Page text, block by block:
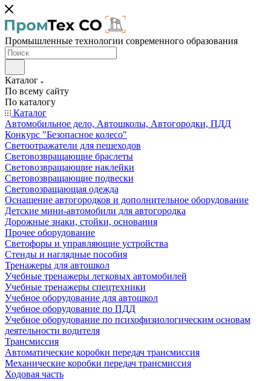
Промышленные технологии современного образования
Каталог
По всему сайту
По каталогу
Каталог
Автомобильное дело, Автошколы, Автогородки, ПДД
Конкурс "Безопасное колесо"
Светоотражатели для пешеходов
Световозвращающие браслеты
Световозвращающие наклейки
Световозвращающие подвески
Световозращающая одежда
Оснащение автогородков и дополнительное оборудование
Детские мини-автомобили для автогородка
Дорожные знаки, стойки, основания
Прочее оборудование
Светофоры и управляющие устройства
Стенды и наглядные пособия
Тренажеры для автошкол
Учебные тренажеры легковых автомобилей
Учебные тренажеры спецтехники
Учебное оборудование для автошкол
Учебное оборудование по ПДД
Учебное оборудование по психофизиологическим основам
деятельности водителя
Трансмиссия
Автоматические коробки передач трансмиссия
Механические коробки передач трансмиссия
Ходовая часть